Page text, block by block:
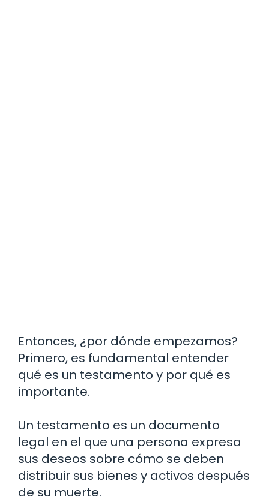
Entonces, ¿por dónde empezamos?
Primero, es fundamental entender
qué es un testamento y por qué es
importante.
Un testamento es un documento
legal en el que una persona expresa
sus deseos sobre cómo se deben
distribuir sus bienes y activos después
de su muerte.